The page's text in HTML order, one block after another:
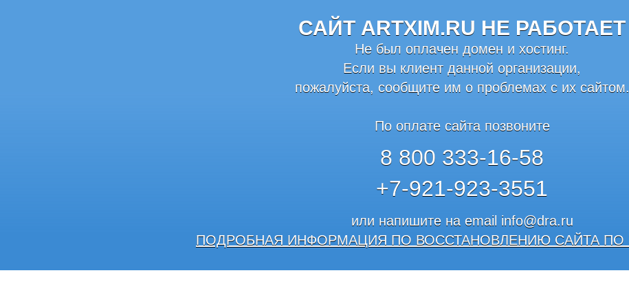
САЙТ ARTXIM.RU НЕ РАБОТАЕТ
Не был оплачен домен и хостинг.
Если вы клиент данной организации,
пожалуйста, сообщите им о проблемах с их сайтом.
По оплате сайта позвоните
8 800 333-16-58
+7-921-923-3551
или напишите на email info@dra.ru
ПОДРОБНАЯ ИНФОРМАЦИЯ ПО ВОССТАНОВЛЕНИЮ САЙТА ПО